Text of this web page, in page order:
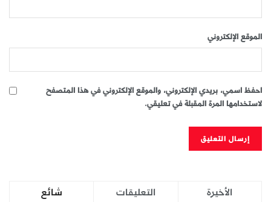
الموقع الإلكتروني
احفظ اسمي، بريدي الإلكتروني، والموقع الإلكتروني في هذا المتصفح
لاستخدامها المرة المقبلة في تعليقي.
شائع التعليقات الأخيرة